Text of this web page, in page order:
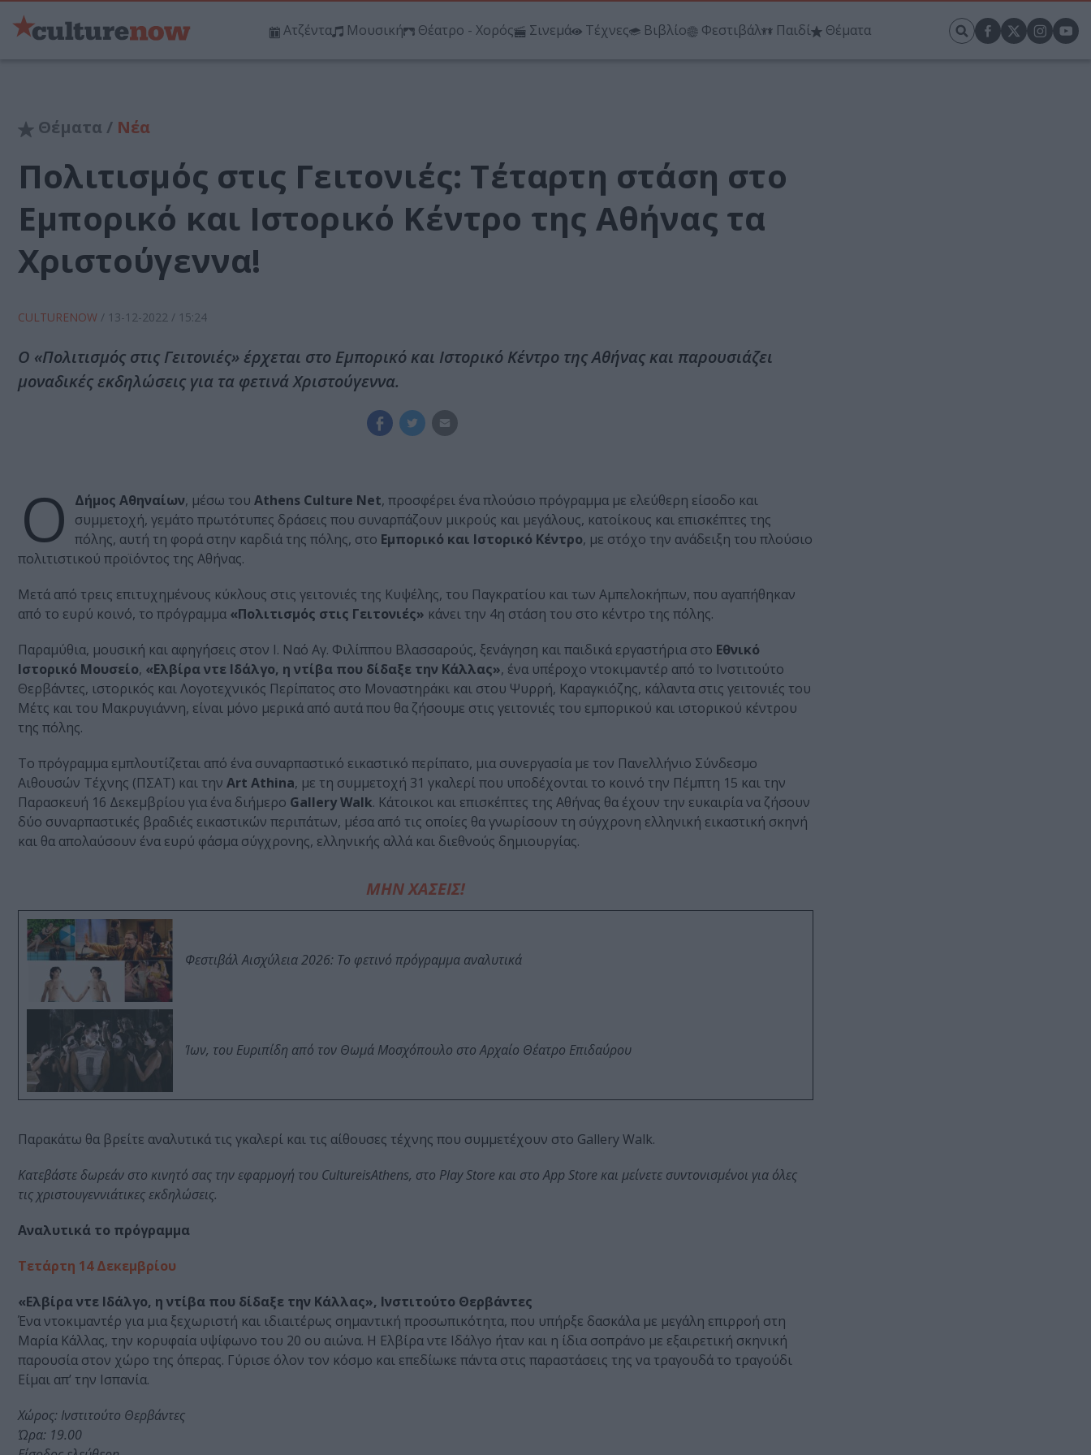
Ατζέντα Μουσική Θέατρο - Χορός Σινεμά Τέχνες Βιβλίο Φεστιβάλ Παιδί Θέματα
Θέματα / Νέα
Πολιτισμός στις Γειτονιές: Τέταρτη στάση στο
Εμπορικό και Ιστορικό Κέντρο της Αθήνας τα
Χριστούγεννα!
CULTURENOW / 13-12-2022 / 15:24
Ο «Πολιτισμός στις Γειτονιές» έρχεται στο Εμπορικό και Ιστορικό Κέντρο της Αθήνας και παρουσιάζει
μοναδικές εκδηλώσεις για τα φετινά Χριστούγεννα.
Ο Δήμος Αθηναίων, μέσω του Athens Culture Net, προσφέρει ένα πλούσιο πρόγραμμα με ελεύθερη είσοδο και
συμμετοχή, γεμάτο πρωτότυπες δράσεις που συναρπάζουν μικρούς και μεγάλους, κατοίκους και επισκέπτες της
πόλης, αυτή τη φορά στην καρδιά της πόλης, στο Εμπορικό και Ιστορικό Κέντρο, με στόχο την ανάδειξη του πλούσιο
πολιτιστικού προϊόντος της Αθήνας.
Μετά από τρεις επιτυχημένους κύκλους στις γειτονιές της Κυψέλης, του Παγκρατίου και των Αμπελοκήπων, που αγαπήθηκαν
από το ευρύ κοινό, το πρόγραμμα «Πολιτισμός στις Γειτονιές» κάνει την 4η στάση του στο κέντρο της πόλης.
Παραμύθια, μουσική και αφηγήσεις στον Ι. Ναό Αγ. Φιλίππου Βλασσαρούς, ξενάγηση και παιδικά εργαστήρια στο Εθνικό
Ιστορικό Μουσείο, «Ελβίρα ντε Ιδάλγο, η ντίβα που δίδαξε την Κάλλας», ένα υπέροχο ντοκιμαντέρ από το Ινστιτούτο
Θερβάντες, ιστορικός και Λογοτεχνικός Περίπατος στο Μοναστηράκι και στου Ψυρρή, Καραγκιόζης, κάλαντα στις γειτονιές του
Μέτς και του Μακρυγιάννη, είναι μόνο μερικά από αυτά που θα ζήσουμε στις γειτονιές του εμπορικού και ιστορικού κέντρου
της πόλης.
Το πρόγραμμα εμπλουτίζεται από ένα συναρπαστικό εικαστικό περίπατο, μια συνεργασία με τον Πανελλήνιο Σύνδεσμο
Αιθουσών Τέχνης (ΠΣΑΤ) και την Αrt Αthina, με τη συμμετοχή 31 γκαλερί που υποδέχονται το κοινό την Πέμπτη 15 και την
Παρασκευή 16 Δεκεμβρίου για ένα διήμερο Gallery Walk. Κάτοικοι και επισκέπτες της Αθήνας θα έχουν την ευκαιρία να ζήσουν
δύο συναρπαστικές βραδιές εικαστικών περιπάτων, μέσα από τις οποίες θα γνωρίσουν τη σύγχρονη ελληνική εικαστική σκηνή
και θα απολαύσουν ένα ευρύ φάσμα σύγχρονης, ελληνικής αλλά και διεθνούς δημιουργίας.
ΜΗΝ ΧΑΣΕΙΣ!
Φεστιβάλ Αισχύλεια 2026: Το φετινό πρόγραμμα αναλυτικά
Ίων, του Ευριπίδη από τον Θωμά Μοσχόπουλο στο Αρχαίο Θέατρο Επιδαύρου
Παρακάτω θα βρείτε αναλυτικά τις γκαλερί και τις αίθουσες τέχνης που συμμετέχουν στο Gallery Walk.
Κατεβάστε δωρεάν στο κινητό σας την εφαρμογή του CultureisAthens, στο Play Store και στο App Store και μείνετε συντονισμένοι για όλες
τις χριστουγεννιάτικες εκδηλώσεις.
Αναλυτικά το πρόγραμμα
Τετάρτη 14 Δεκεμβρίου
«Ελβίρα ντε Ιδάλγο, η ντίβα που δίδαξε την Κάλλας», Ινστιτούτο Θερβάντες
Ένα ντοκιμαντέρ για μια ξεχωριστή και ιδιαιτέρως σημαντική προσωπικότητα, που υπήρξε δασκάλα με μεγάλη επιρροή στη
Μαρία Κάλλας, την κορυφαία υψίφωνο του 20 ου αιώνα. Η Ελβίρα ντε Ιδάλγο ήταν και η ίδια σοπράνο με εξαιρετική σκηνική
παρουσία στον χώρο της όπερας. Γύρισε όλον τον κόσμο και επεδίωκε πάντα στις παραστάσεις της να τραγουδά το τραγούδι
Είμαι απ’ την Ισπανία.
Χώρος: Ινστιτούτο Θερβάντες
Ώρα: 19.00